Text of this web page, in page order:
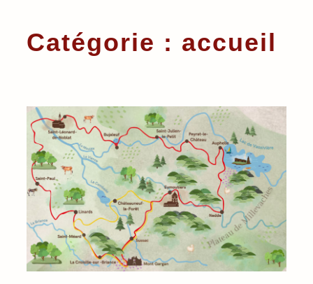
Catégorie : accueil